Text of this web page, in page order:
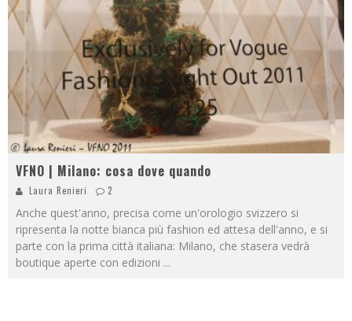
VFNO | Milano: cosa dove quando
Laura Renieri 2
Anche quest'anno, precisa come un'orologio svizzero si
ripresenta la notte bianca più fashion ed attesa dell'anno, e si
parte con la prima città italiana: Milano, che stasera vedrà
boutique aperte con edizioni ...